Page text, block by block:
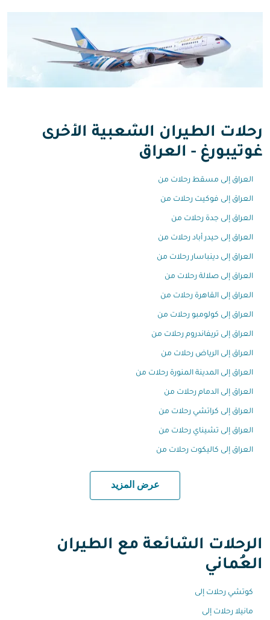
رحلات الطيران الشعبية الأخرى
غوتيبورغ - العراق
العراق إلى مسقط رحلات من
العراق إلى فوكيت رحلات من
العراق إلى جدة رحلات من
العراق إلى حيدر أباد رحلات من
العراق إلى دينباسار رحلات من
العراق إلى صلالة رحلات من
العراق إلى القاهرة رحلات من
العراق إلى كولومبو رحلات من
العراق إلى تريفاندروم رحلات من
العراق إلى الرياض رحلات من
العراق إلى المدينة المنورة رحلات من
العراق إلى الدمام رحلات من
العراق إلى كراتشي رحلات من
العراق إلى تشيناي رحلات من
العراق إلى كاليكوت رحلات من
عرض المزيد
الرحلات الشائعة مع الطيران
العُماني
كوتشي رحلات إلى
مانيلا رحلات إلى